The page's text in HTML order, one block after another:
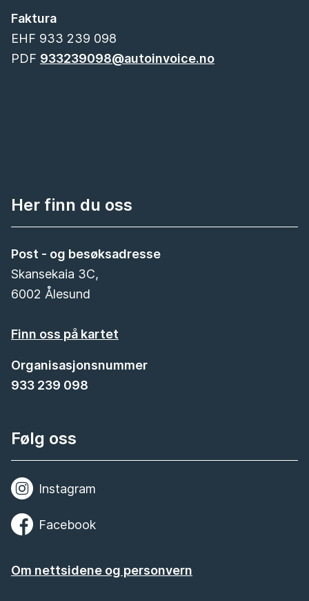
Faktura
EHF 933 239 098
PDF 933239098@autoinvoice.no
Her finn du oss
Post - og besøksadresse
Skansekaia 3C,
6002 Ålesund
Finn oss på kartet
Organisasjonsnummer
933 239 098
Følg oss
Instagram
Facebook
Om nettsidene og personvern